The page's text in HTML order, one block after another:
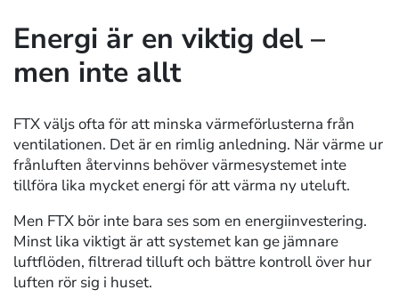
Energi är en viktig del –
men inte allt
FTX väljs ofta för att minska värmeförlusterna från
ventilationen. Det är en rimlig anledning. När värme ur
frånluften återvinns behöver värmesystemet inte
tillföra lika mycket energi för att värma ny uteluft.
Men FTX bör inte bara ses som en energiinvestering.
Minst lika viktigt är att systemet kan ge jämnare
luftflöden, filtrerad tilluft och bättre kontroll över hur
luften rör sig i huset.